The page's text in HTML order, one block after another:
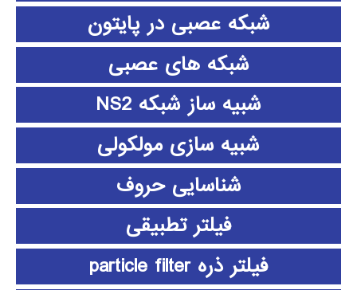
شبکه عصبی در پایتون
شبکه های عصبی
شبیه ساز شبکه NS2
شبیه سازی مولکولی
شناسایی حروف
فیلتر تطبیقی
فیلتر ذره particle filter